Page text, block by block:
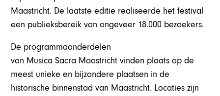
Maastricht. De laatste editie realiseerde het festival
een publieksbereik van ongeveer 18.000 bezoekers.
De programmaonderdelen
van Musica Sacra Maastricht vinden plaats op de
meest unieke en bijzondere plaatsen in de
historische binnenstad van Maastricht. Locaties zijn